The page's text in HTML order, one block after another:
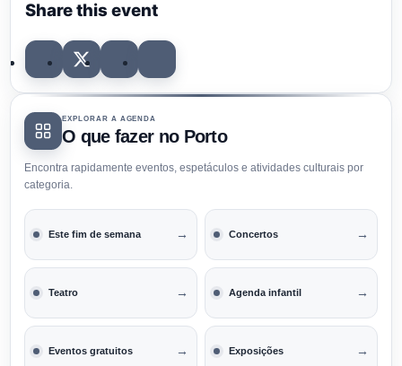
Share this event
EXPLORAR A AGENDA
O que fazer no Porto
Encontra rapidamente eventos, espetáculos e atividades culturais por
categoria.
Este fim de semana → Concertos →
Teatro → Agenda infantil →
Eventos gratuitos → Exposições →